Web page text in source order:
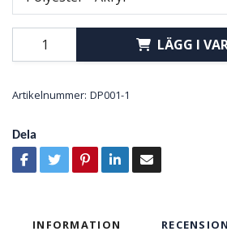
LÄGG I
Artikelnummer: DP001-1
Dela
INFORMATION